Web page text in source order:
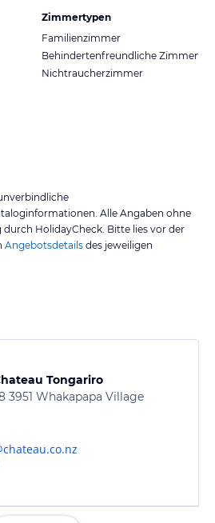
Zimmertypen
Familienzimmer
Behindertenfreundliche Zimmer
Nichtraucherzimmer
Alle Angaben ohne
HolidayCheck. Bitte lies vor der
Angebotsdetails des jeweiligen
Tongariro
3951 Whakapapa Village